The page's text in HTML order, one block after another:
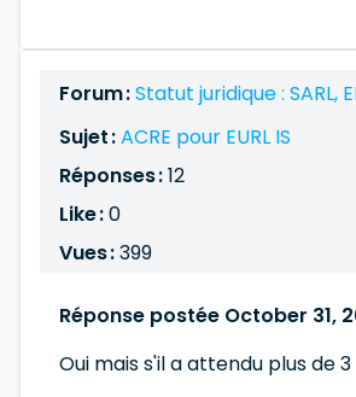
Forum :Statut juridique : SARL,
Sujet :ACRE pour EURL IS
Réponses :12
Like :0
Vues :399
Réponse postée October 31,
Oui mais s'il a attendu plus de 3